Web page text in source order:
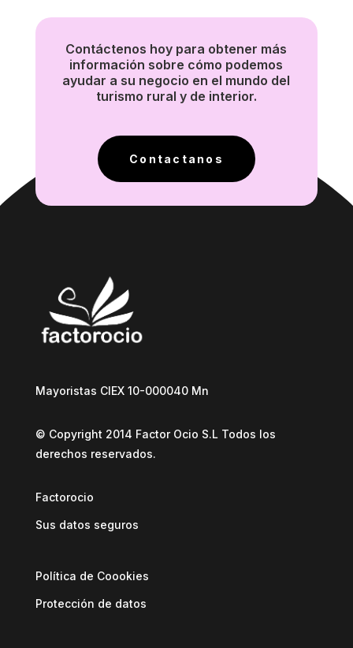
Contáctenos hoy para obtener más
información sobre cómo podemos
ayudar a su negocio en el mundo del
turismo rural y de interior.
Contactanos
Mayoristas CIEX 10-000040 Mn
© Copyright 2014 Factor Ocio S.L Todos los
derechos reservados.
Factorocio
Sus datos seguros
Política de Coookies
Protección de datos